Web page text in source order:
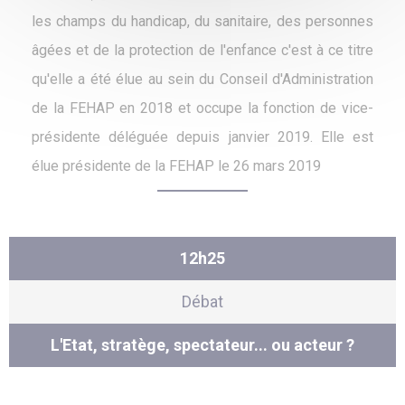
les champs du handicap, du sanitaire, des personnes
âgées et de la protection de l'enfance c'est à ce titre
qu'elle a été élue au sein du Conseil d'Administration
de la FEHAP en 2018 et occupe la fonction de vice-
présidente déléguée depuis janvier 2019. Elle est
élue présidente de la FEHAP le 26 mars 2019
12h25
Débat
L'Etat, stratège, spectateur... ou acteur ?